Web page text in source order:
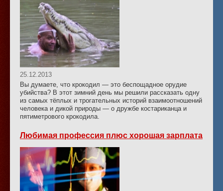
25.12.2013
Вы думаете, что крокодил — это беспощадное орудие
убийства? В этот зимний день мы решили рассказать одну
из самых тёплых и трогательных историй взаимоотношений
человека и дикой природы — о дружбе костариканца и
пятиметрового крокодила.
Любимая профессия плюс хорошая зарплата